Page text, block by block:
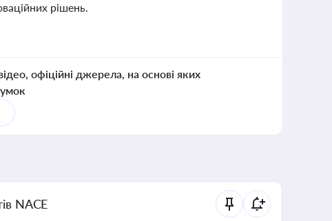
рішень.
офіційні джерела, на основі яких
NACE